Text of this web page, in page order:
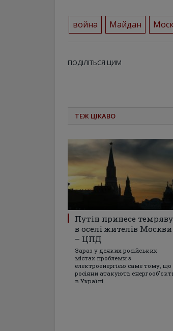
война Майдан
ПОДІЛІТЬСЯ ЦИМ
ТЕЖ ЦІКАВО
Путін принесе темряву
в оселі жителів Москви
– ЦПД
Зараз у деяких російських
містах проблеми з
електроенергією саме тому, що
росіяни атакують
в Україні